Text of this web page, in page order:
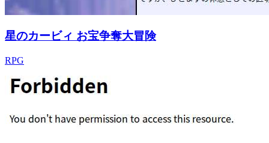
星のカービィ お宝争奪大冒険
RPG